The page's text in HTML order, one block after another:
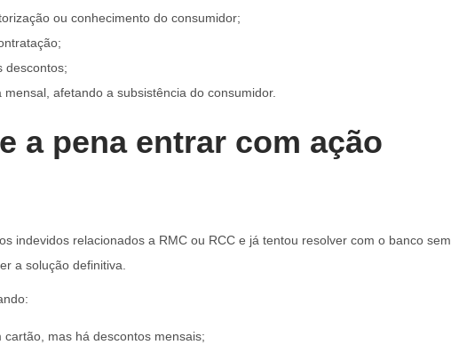
ou conhecimento do consumidor;
descontos;
afetando a subsistência do consumidor.
a pena entrar com ação
indevidos relacionados a RMC ou RCC e já tentou resolver com o banco sem
a solução definitiva.
mas há descontos mensais;